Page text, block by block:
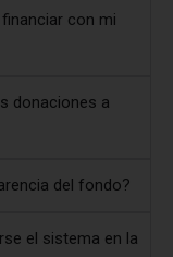
con mi
donaciones a
del fondo?
el sistema en la